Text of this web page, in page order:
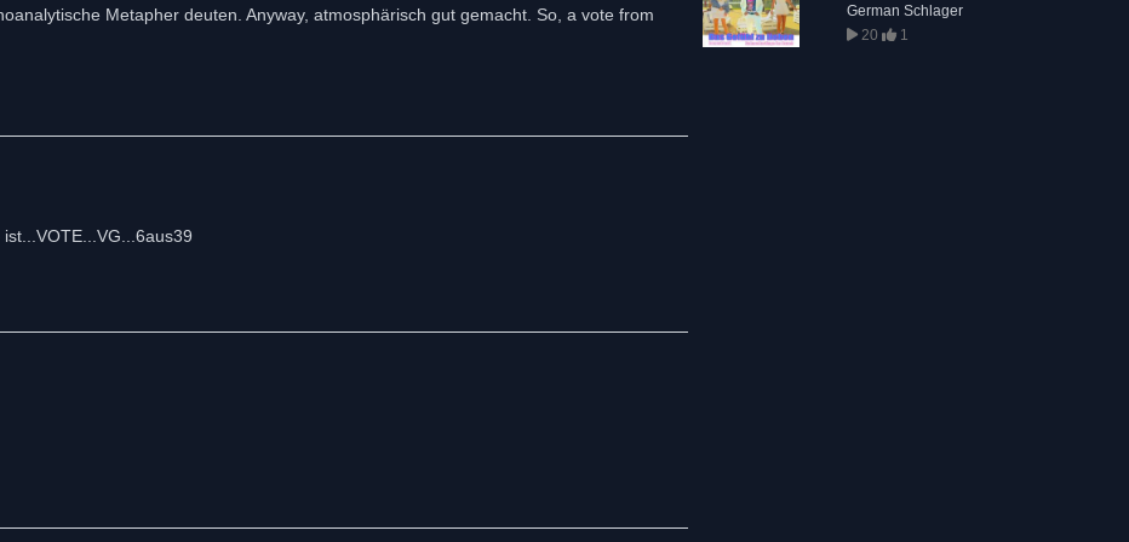
Metapher deuten. Anyway, atmosphärisch gut gemacht. So, a vote from
German Schlager
20
1